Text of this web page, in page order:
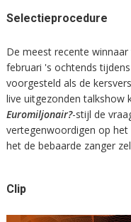
Selectieprocedure
De meest recente winnaar
februari 's ochtends
voorgesteld als de
live uitgezonden talkshow
Euromiljonair?-stijl de
vertegenwoordigen op
het de bebaarde zanger
Clip